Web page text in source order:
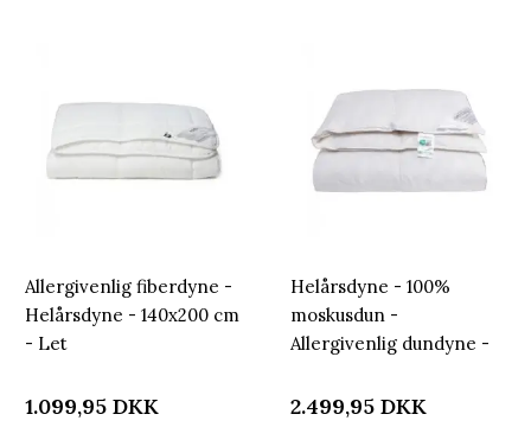
Allergivenlig fiberdyne -
Helårsdyne - 140x200 cm
- Let
dyne - Nordstrand
1.099,95 DKK
Helårsdyne - 100%
moskusdun -
Allergivenlig dundyne -
Home dyne
2.499,95 DKK